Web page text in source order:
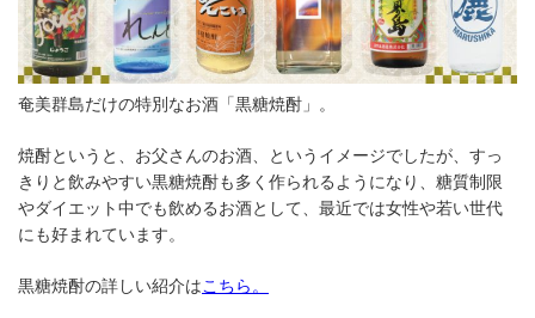
奄美群島だけの特別なお酒「黒糖焼酎」。
焼酎というと、お父さんのお酒、というイメージでしたが、すっ
きりと飲みやすい黒糖焼酎も多く作られるようになり、糖質制限
やダイエット中でも飲めるお酒として、最近では女性や若い世代
にも好まれています。
黒糖焼酎の詳しい紹介はこちら。